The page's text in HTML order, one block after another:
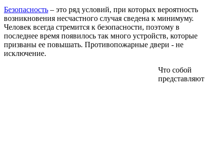
Безопасность – это ряд условий, при которых вероятность
возникновения несчастного случая сведена к минимуму.
Человек всегда стремится к безопасности, поэтому в
последнее время появилось так много устройств, которые
призваны ее повышать. Противопожарные двери - не
исключение.
Что собой
представляют